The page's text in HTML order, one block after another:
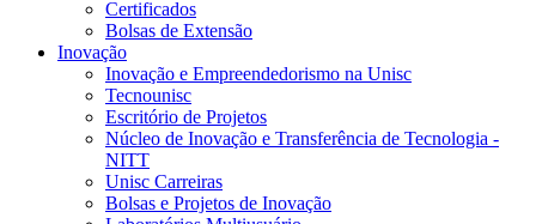
Certificados
Bolsas de Extensão
Inovação
Inovação e Empreendedorismo na Unisc
Tecnounisc
Escritório de Projetos
Núcleo de Inovação e Transferência de Tecnologia -
NITT
Unisc Carreiras
Bolsas e Projetos de Inovação